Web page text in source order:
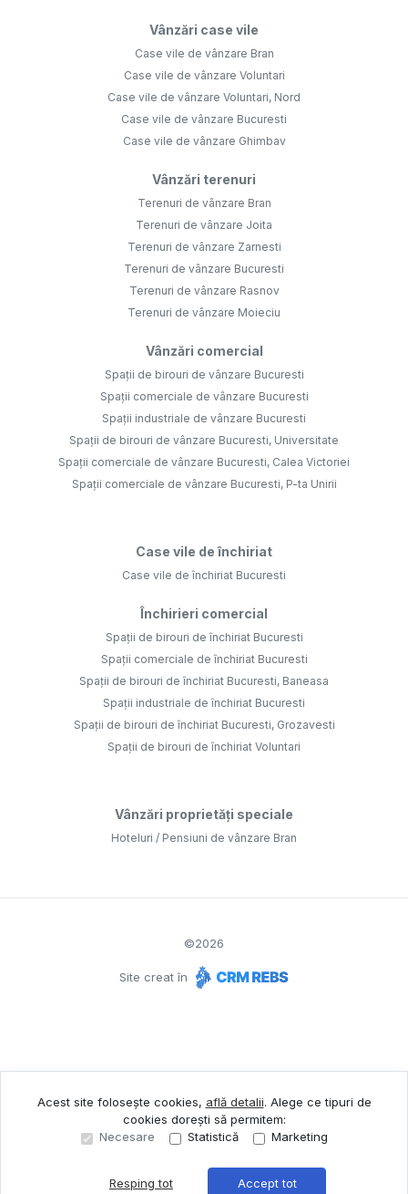
Sună acum Solicită vizionare
Vânzări case vile
Case vile de vânzare Bran
Case vile de vânzare Voluntari
Case vile de vânzare Voluntari, Nord
Case vile de vânzare Bucuresti
Case vile de vânzare Ghimbav
Vânzări terenuri
Terenuri de vânzare Bran
Terenuri de vânzare Joita
Terenuri de vânzare Zarnesti
Terenuri de vânzare Bucuresti
Terenuri de vânzare Rasnov
Terenuri de vânzare Moieciu
Vânzări comercial
Spații de birouri de vânzare Bucuresti
Spații comerciale de vânzare Bucuresti
Spații industriale de vânzare Bucuresti
Spații de birouri de vânzare Bucuresti, Universitate
Spații comerciale de vânzare Bucuresti, Calea Victoriei
Spații comerciale de vânzare Bucuresti, P-ta Unirii
Case vile de închiriat
Case vile de închiriat Bucuresti
Închirieri comercial
Spații de birouri de închiriat Bucuresti
Spații comerciale de închiriat Bucuresti
Spații de birouri de închiriat Bucuresti, Baneasa
Spații industriale de închiriat Bucuresti
Spații de birouri de închiriat Bucuresti, Grozavesti
Spații de birouri de închiriat Voluntari
Vânzări proprietăți speciale
Hoteluri / Pensiuni de vânzare Bran
©2026
Site creat în
Acest site folosește cookies, află detalii. Alege ce tipuri de
cookies dorești să permitem:
Necesare
Statistică Marketing
Resping tot Accept tot